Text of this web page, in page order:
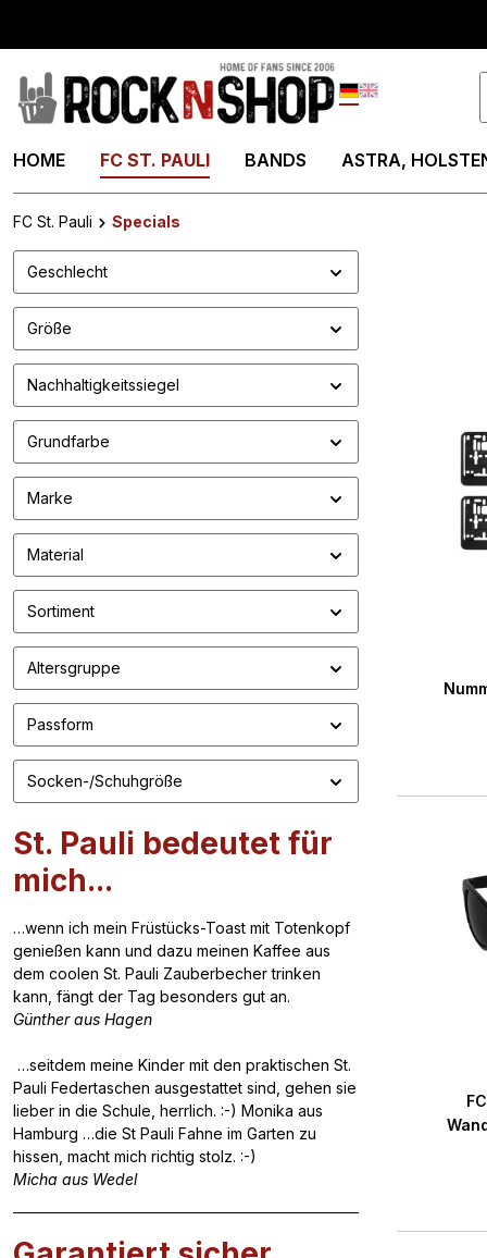
Deutsch
HOME FC ST. PAULI BANDS ASTRA,
FC St. Pauli Specials
Geschlecht
Größe
Nachhaltigkeitssiegel
Grundfarbe
Marke
Material
Sortiment
Altersgruppe
Passform
Socken-/Schuhgröße
St. Pauli bedeutet für
mich...
…wenn ich mein Früstücks-Toast mit Totenkopf
genießen kann und dazu meinen Kaffee aus
dem coolen St. Pauli Zauberbecher trinken
kann, fängt der Tag besonders gut an.
Günther aus Hagen
…seitdem meine Kinder mit den praktischen St.
Pauli Federtaschen ausgestattet sind, gehen sie
lieber in die Schule, herrlich. :-) Monika aus
Hamburg …die St Pauli Fahne im Garten zu
hissen, macht mich richtig stolz. :-)
Micha aus Wedel